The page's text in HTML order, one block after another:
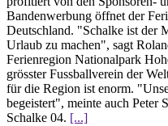
Bandenwerbung öffnet der
Deutschland. "Schalke ist der
Urlaub zu machen", sagt
Ferienregion Nationalpark
grösster Fussballverein der
für die Region ist enorm.
begeistert", meinte auch Peter
Schalke 04. [...]